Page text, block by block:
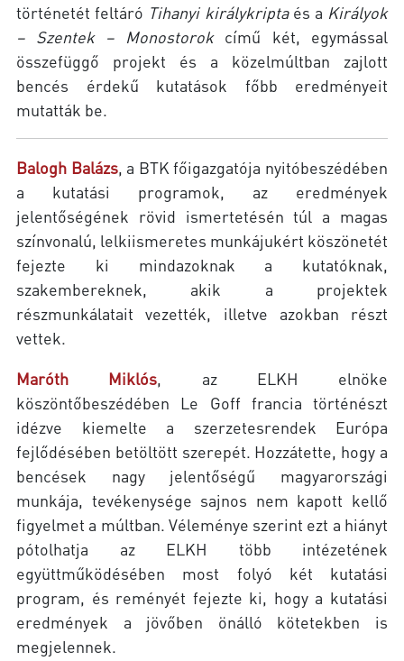
történetét feltáró Tihanyi királykriptaés a Királyok
− Szentek − Monostorokcímű két, egymással
összefüggő projekt és a közelmúltban zajlott
bencés érdekű kutatások főbb eredményeit
mutatták be.
Balogh Balázs, a BTK főigazgatója nyitóbeszédében
a kutatási programok, az eredmények
jelentőségének rövid ismertetésén túl a magas
színvonalú, lelkiismeretes munkájukért köszönetét
fejezte ki mindazoknak a kutatóknak,
szakembereknek, akik a projektek
részmunkálatait vezették, illetve azokban részt
vettek.
Maróth Miklós , az ELKH elnöke
köszöntőbeszédében Le Goff francia történészt
idézve kiemelte a szerzetesrendek Európa
fejlődésében betöltött szerepét. Hozzátette, hogy a
bencések nagy jelentőségű magyarországi
munkája, tevékenysége sajnos nem kapott kellő
figyelmet a múltban. Véleménye szerint ezt a hiányt
pótolhatja az ELKH több intézetének
együttműködésében most folyó két kutatási
program, és reményét fejezte ki, hogy a kutatási
eredmények a jövőben önálló kötetekben is
megjelennek.